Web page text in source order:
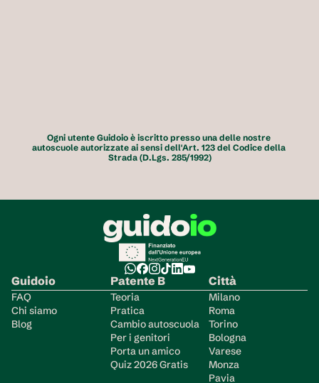
Ogni utente Guidoio è iscritto presso una delle nostre
autoscuole autorizzate ai sensi dell'Art. 123 del Codice della
Strada (D.Lgs. 285/1992)
Guidoio
FAQ
Chi siamo
Blog
Patente B
Teoria
Pratica
Cambio autoscuola
Per i genitori
Porta un amico
Quiz 2026 Gratis
Città
Milano
Roma
Torino
Bologna
Varese
Monza
Pavia